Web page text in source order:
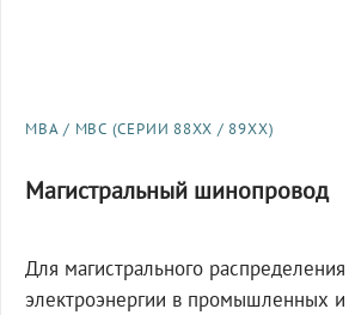
МВА / МВС (СЕРИИ 88XX / 89XX)
Магистральный шинопровод
Для магистрального распределения
электроэнергии в промышленных и